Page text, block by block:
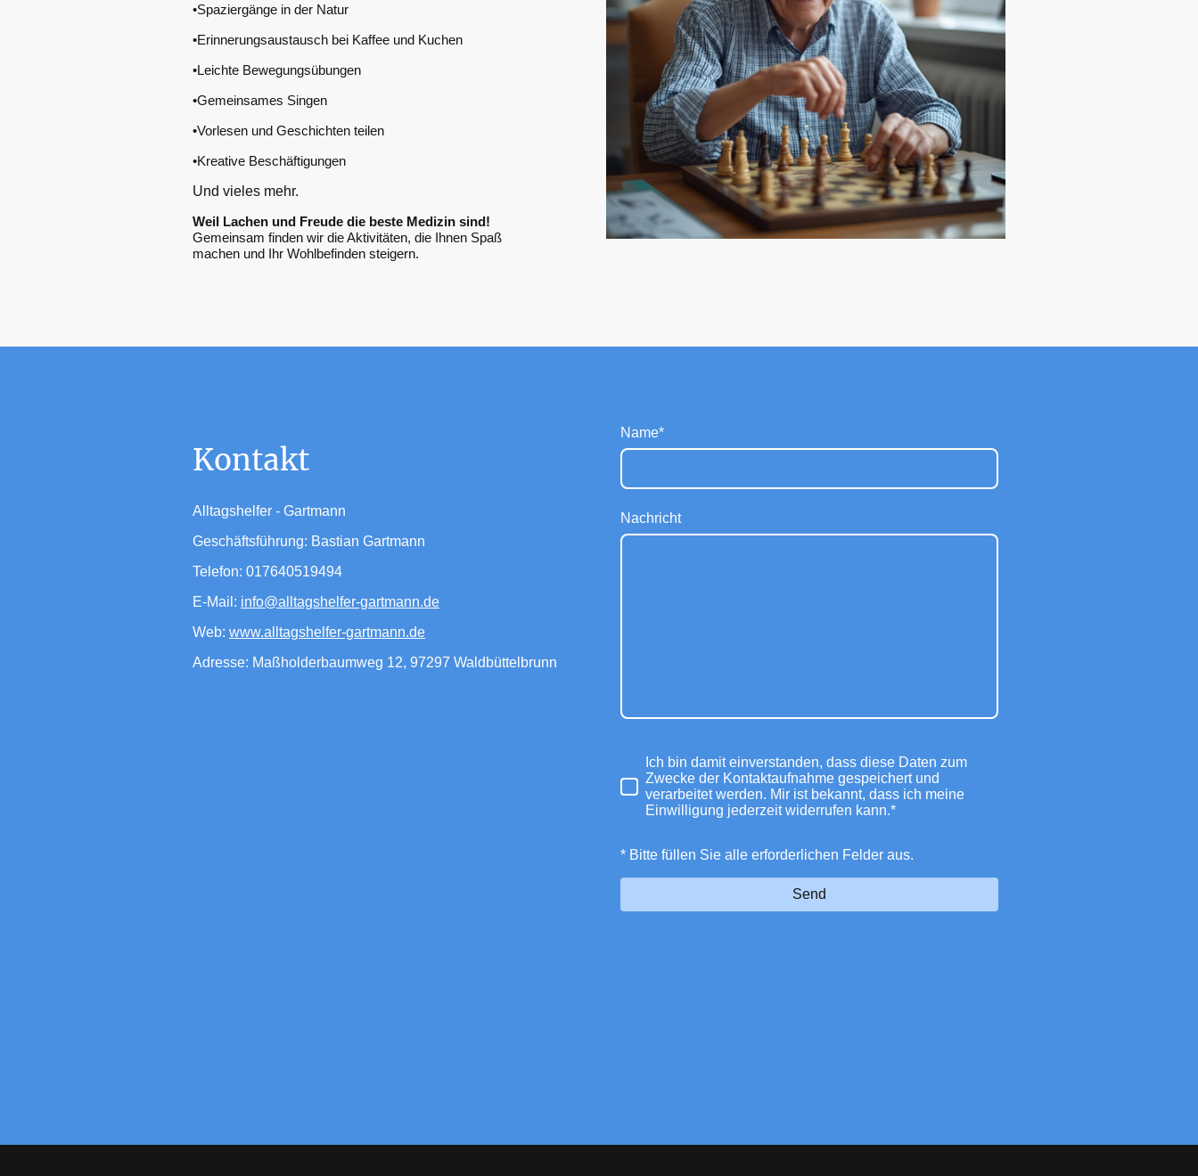
•Spaziergänge in der Natur
•Erinnerungsaustausch bei Kaffee und Kuchen
•Leichte Bewegungsübungen
•Gemeinsames Singen
•Vorlesen und Geschichten teilen
•Kreative Beschäftigungen
Und vieles mehr.
Weil Lachen und Freude die beste Medizin sind!
Gemeinsam finden wir die Aktivitäten, die Ihnen Spaß
machen und Ihr Wohlbefinden steigern.
Kontakt
Alltagshelfer - Gartmann
Geschäftsführung: Bastian Gartmann
Telefon: 017640519494
E-Mail: info@alltagshelfer-gartmann.de
Web: www.alltagshelfer-gartmann.de
Adresse: Maßholderbaumweg 12, 97297 Waldbüttelbrunn
Name*
Nachricht
Ich bin damit einverstanden, dass diese Daten zum
Zwecke der Kontaktaufnahme gespeichert und
verarbeitet werden. Mir ist bekannt, dass ich meine
Einwilligung jederzeit widerrufen kann.*
* Bitte füllen Sie alle erforderlichen Felder aus.
Send